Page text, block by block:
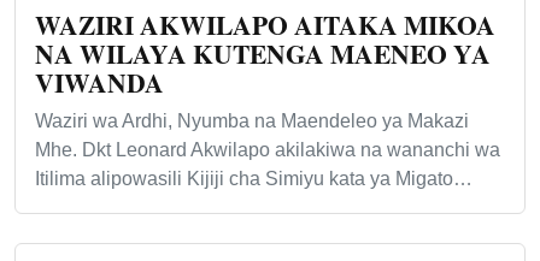
WAZIRI AKWILAPO AITAKA MIKOA
NA WILAYA KUTENGA MAENEO YA
VIWANDA
Waziri wa Ardhi, Nyumba na Maendeleo ya Makazi
Mhe. Dkt Leonard Akwilapo akilakiwa na wananchi wa
Itilima alipowasili Kijiji cha Simiyu kata ya Migato…